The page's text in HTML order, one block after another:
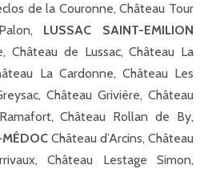
de la Couronne, Château Tour
LUSSAC SAINT-EMILION
Château de Lussac, Château La
La Cardonne, Château Les
Château Grivière, Château
Château Rollan de By,
Château d’Arcins, Château
Château Lestage Simon,